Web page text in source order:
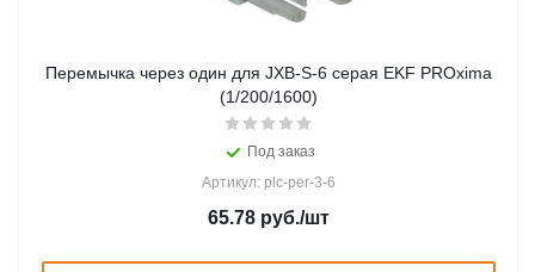
Перемычка через один для JXB-S-6 серая EKF PROxima
(1/200/1600)
Под заказ
Артикул: plc-per-3-6
65.78 руб./шт